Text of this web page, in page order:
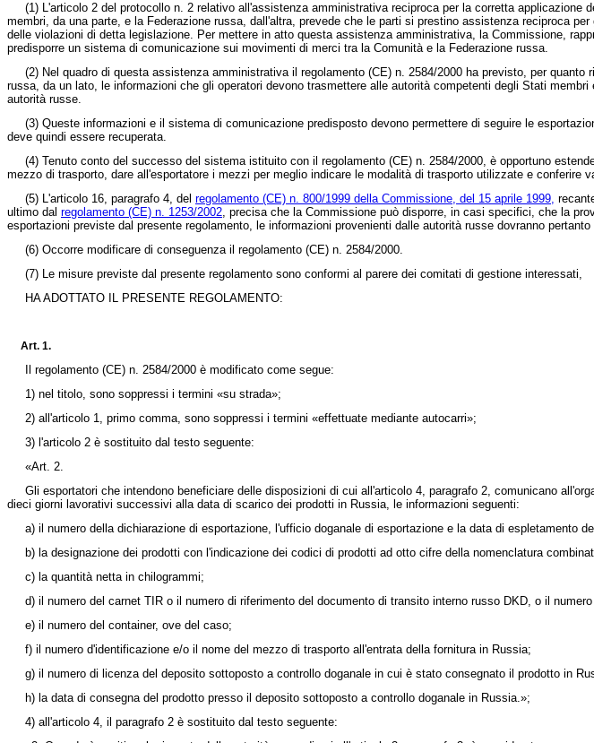
(1) L'articolo 2 del protocollo n. 2 relativo all'assistenza amministrativa reciproca per la corretta
membri, da una parte, e la Federazione russa, dall'altra, prevede che le parti si prestino assistenza reciproca
delle violazioni di detta legislazione. Per mettere in atto questa assistenza amministrativa, la Commissione,
predisporre un sistema di comunicazione sui movimenti di merci tra la Comunità e la Federazione russa.
(2) Nel quadro di questa assistenza amministrativa il regolamento (CE) n. 2584/2000 ha previsto, per quanto
russa, da un lato, le informazioni che gli operatori devono trasmettere alle autorità competenti degli Stati
autorità russe.
(3) Queste informazioni e il sistema di comunicazione predisposto devono permettere di seguire le
deve quindi essere recuperata.
(4) Tenuto conto del successo del sistema istituito con il regolamento (CE) n. 2584/2000, è opportuno
mezzo di trasporto, dare all'esportatore i mezzi per meglio indicare le modalità di trasporto utilizzate e conferire
(5) L'articolo 16, paragrafo 4, del regolamento (CE) n. 800/1999 della Commissione, del 15 aprile 1999,
ultimo dal regolamento (CE) n. 1253/2002, precisa che la Commissione può disporre, in casi specifici, che la
esportazioni previste dal presente regolamento, le informazioni provenienti dalle autorità russe dovranno
(6) Occorre modificare di conseguenza il regolamento (CE) n. 2584/2000.
(7) Le misure previste dal presente regolamento sono conformi al parere dei comitati di gestione interessati,
HA ADOTTATO IL PRESENTE REGOLAMENTO:
Art. 1.
regolamento (CE) n. 2584/2000 è modificato come segue:
1) nel titolo, sono soppressi i termini «su strada»;
2) all'articolo 1, primo comma, sono soppressi i termini «effettuate mediante autocarri»;
3) l'articolo 2 è sostituito dal testo seguente:
«Art. 2.
Gli esportatori che intendono beneficiare delle disposizioni di cui all'articolo 4, paragrafo 2, comunicano
dieci giorni lavorativi successivi alla data di scarico dei prodotti in Russia, le informazioni seguenti:
a) il numero della dichiarazione di esportazione, l'ufficio doganale di esportazione e la data di espletamento
b) la designazione dei prodotti con l'indicazione dei codici di prodotti ad otto cifre della nomenclatura
c) la quantità netta in chilogrammi;
d) il numero del carnet TIR o il numero di riferimento del documento di transito interno russo DKD, o il
e) il numero del container, ove del caso;
f) il numero d'identificazione e/o il nome del mezzo di trasporto all'entrata della fornitura in Russia;
g) il numero di licenza del deposito sottoposto a controllo doganale in cui è stato consegnato il prodotto in
h) la data di consegna del prodotto presso il deposito sottoposto a controllo doganale in Russia.»;
4) all'articolo 4, il paragrafo 2 è sostituito dal testo seguente: